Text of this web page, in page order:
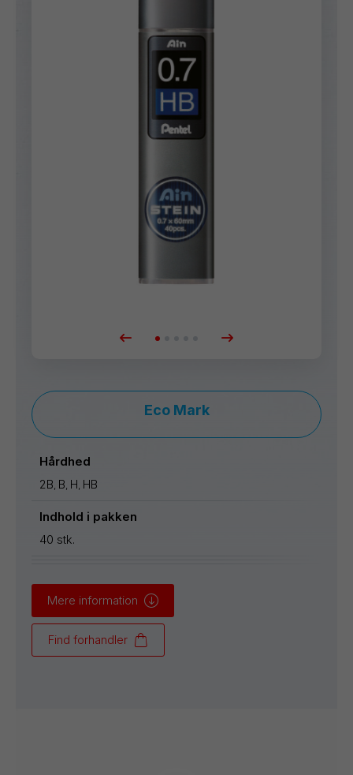
Eco Mark
Hårdhed
2B B H HB
Indhold i pakken
40 stk.
Mere information
Find forhandler